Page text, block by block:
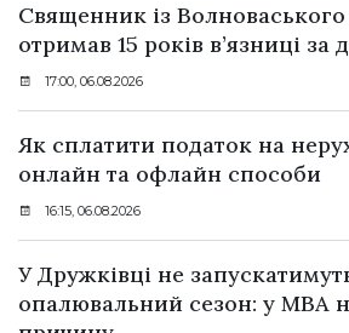
Священник із
отримав 15 років в’язниці за
17:00, 06.08.2026
Як сплатити податок на
онлайн та офлайн способи
16:15, 06.08.2026
У Дружківці не
опалювальний сезон: у МВА